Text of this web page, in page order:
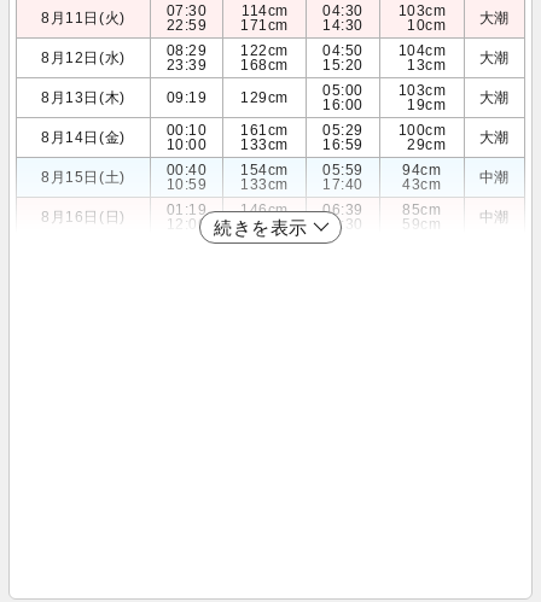
8月11日(火)
07:30
22:59
114cm
171cm
04:30
14:30
103cm
10cm
大潮
8月12日(水)
08:29
23:39
122cm
168cm
04:50
15:20
104cm
13cm
大潮
8月13日(木) 09:19 129cm
05:00
16:00
103cm
19cm
大潮
8月14日(金)
00:10
10:00
161cm
133cm
05:29
16:59
100cm
29cm
大潮
8月15日(土)
00:40
10:59
154cm
133cm
05:59
17:40
94cm
43cm
中潮
8月16日(日)
01:19
12:00
146cm
129cm
06:39
18:30
85cm
59cm
中潮
続きを表示